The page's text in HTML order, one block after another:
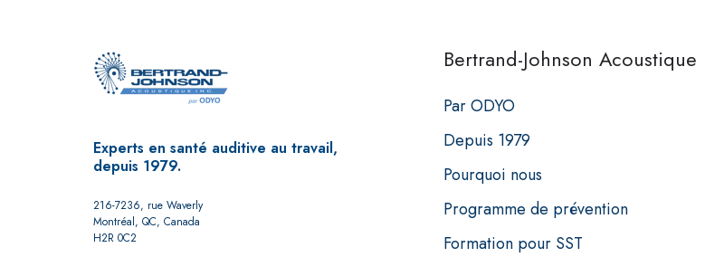
Experts en santé auditive au travail,
depuis 1979.
216-7236, rue Waverly
Montréal, QC, Canada
H2R 0C2
Bertrand-Johnson Acoustique
Par ODYO
Depuis 1979
Pourquoi nous
Programme de prévention
Formation pour SST